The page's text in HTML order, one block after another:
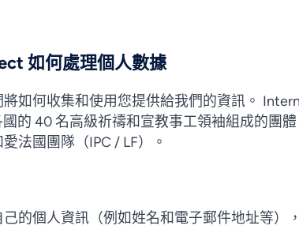
如何處理個人數據
如何收集和使用您提供給我們的資訊。
的 40 名高級祈禱和宣教事工領袖組成的團
法國團隊（IPC / LF）。
的個人資訊（例如姓名和電子郵件地址等）